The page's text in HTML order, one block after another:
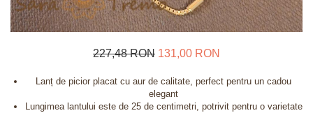
227,48 RON 131,00 RON
Lanț de picior placat cu aur de calitate, perfect pentru un cadou
elegant
Lungimea lantului este de 25 de centimetri, potrivit pentru o varietate